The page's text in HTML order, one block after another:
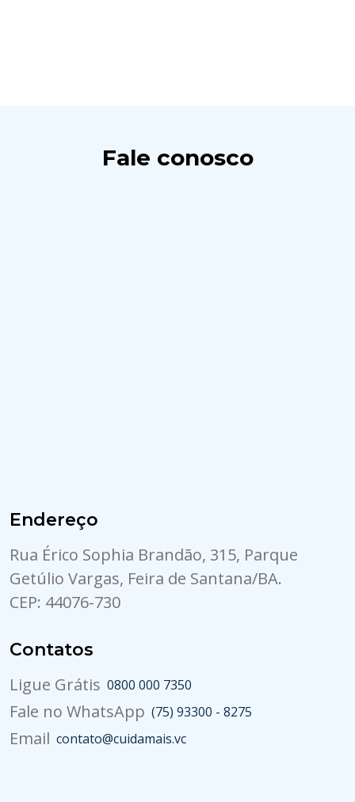
Fale conosco
Endereço
Rua Érico Sophia Brandão, 315, Parque
Getúlio Vargas, Feira de Santana/BA.
CEP: 44076-730
Contatos
Ligue Grátis 0800 000 7350
Fale no WhatsApp (75) 93300 - 8275
Email contato@cuidamais.vc